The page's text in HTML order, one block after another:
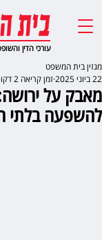
עורכי הדין
מאבק על
להשפעה בלתי
מגזין בית המשפט
22 ביוני 2025
זמן קריאה 2 דקות